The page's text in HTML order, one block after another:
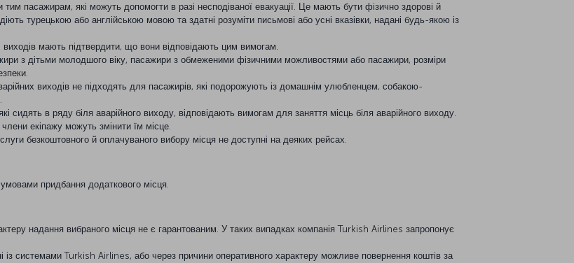
тим пасажирам, які можуть допомогти в разі несподіваної евакуації. Це мають бути фізично здорові й
турецькою або англійською мовою та здатні розуміти письмові або усні вказівки, надані будь-якою із
виходів мають підтвердити, що вони відповідають цим вимогам.
з дітьми молодшого віку, пасажири з обмеженими фізичними можливостями або пасажири, розміри
виходів не підходять для пасажирів, які подорожують із домашнім улюбленцем, собакою-
сидять в ряду біля аварійного виходу, відповідають вимогам для заняття місць біля аварійного виходу.
екіпажу можуть змінити їм місце.
безкоштовного й оплачуваного вибору місця не доступні на деяких рейсах.
придбання додаткового місця.
надання вибраного місця не є гарантованим. У таких випадках компанія Turkish Airlines запропонує
із системами Turkish Airlines, або через причини оперативного характеру можливе повернення коштів за